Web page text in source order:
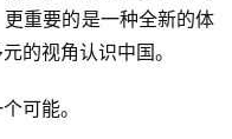
重要的是一种全新的体
的视角认识中国。
可能。